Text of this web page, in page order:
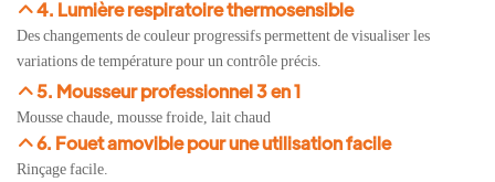
4. Lumière respiratoire thermosensible
Des changements de couleur progressifs permettent de visualiser les
variations de température pour un contrôle précis.
5. Mousseur professionnel 3 en 1
Mousse chaude, mousse froide, lait chaud
6. Fouet amovible pour une utilisation facile
Rinçage facile.